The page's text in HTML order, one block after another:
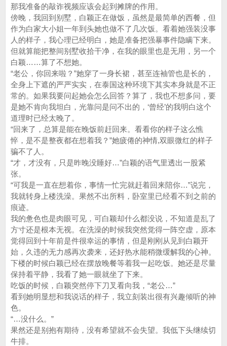
那我准备的敲诈视频应该会起到摊牌的作用。
傍晚，我回到别墅，白颖正在做饭，虽然是最简单的西餐，但
作为白家大小姐一年到头她也做不了几次饭。看着她强装没事
人的样子，我心理已经明白，她是准备把强暴事件隐瞒下来。
但就算能把整间别墅收拾干净，在我的眼里也是无用，另一个
白颖……算了不想她。
“老公，你回来啦？”她穿了一身长裙，甚至连袖管也是长的，
全身上下遮的严严实实，在泰国这种环境下其实本身就是不正
常的。如果我要问起她会怎么回答？算了，我也不想多问，要
是她不肯向我坦白，光靠问是问不出的，‘曾经’的我明白这个
道理时已经太晚了。
“回来了，总算是能在晚饭前赶回来。看看你的样子这么憔
悴，是不是整夜都在想着我？”她疲倦的神情,双眼微红的样子
骗不了人。
“才，才没有，只是昨晚没睡好…”白颖的语气里透出一股紧
张。
“可我是一直在想着你，事情一忙完就赶着回来陪你…”说完，
我就转身上楼洗澡。果然不出所料，卧室里已经看不到之前的
痕迹。
我的惫色也是肉眼可见，可白颖却什么都没说，不知道是乱了
方寸还是根本无视。在洗澡的时候我突然觉得一阵空虚，原本
觉得回到十年前是件很幸运的事情，但是刚刚从见到白颖开
始，久违的无力感再次袭来，还好热水能稍微缓解我的心神。
下楼的时候白颖已经在摆放晚餐等着我一起吃饭。她还是尽量
保持着平静，我看了她一眼就坐了下来。
吃饭的时候，白颖突然停下刀叉看向我，“老公…”
看到她明显想和我说话的样子，我立刻装出很有兴趣倾听的神
色。
“…没什么。”
果然还是别抱有期待，没有希望就不会失望。我低下头继续切
牛排。